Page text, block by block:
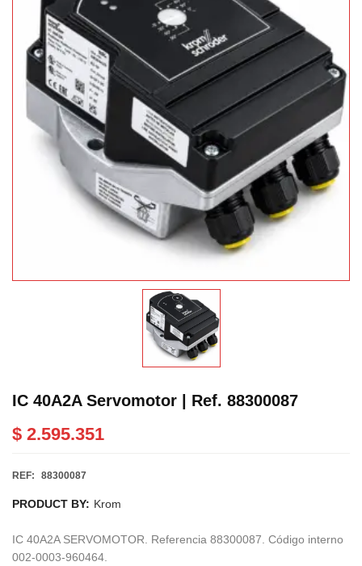
IC 40A2A Servomotor | Ref. 88300087
$ 2.595.351
REF: 88300087
PRODUCT BY: Krom
IC 40A2A SERVOMOTOR. Referencia 88300087. Código interno
002-0003-960464.